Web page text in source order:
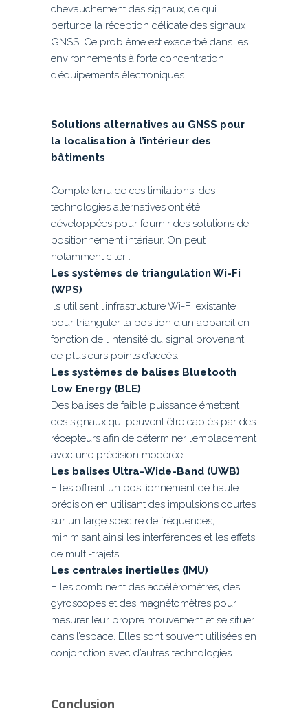
chevauchement des signaux, ce qui
perturbe la réception délicate des signaux
GNSS. Ce problème est exacerbé dans les
environnements à forte concentration
d’équipements électroniques.
Solutions alternatives au GNSS pour
la localisation à l’intérieur des
bâtiments
Compte tenu de ces limitations, des
technologies alternatives ont été
développées pour fournir des solutions de
positionnement intérieur. On peut
notamment citer :
Les systèmes de triangulation Wi-Fi
(WPS)
Ils utilisent l’infrastructure Wi-Fi existante
pour trianguler la position d’un appareil en
fonction de l’intensité du signal provenant
de plusieurs points d’accès.
Les systèmes de balises Bluetooth
Low Energy (BLE)
Des balises de faible puissance émettent
des signaux qui peuvent être captés par des
récepteurs afin de déterminer l’emplacement
avec une précision modérée.
Les balises Ultra-Wide-Band (UWB)
Elles offrent un positionnement de haute
précision en utilisant des impulsions courtes
sur un large spectre de fréquences,
minimisant ainsi les interférences et les effets
de multi-trajets.
Les centrales inertielles (IMU)
Elles combinent des accéléromètres, des
gyroscopes et des magnétomètres pour
mesurer leur propre mouvement et se situer
dans l’espace. Elles sont souvent utilisées en
conjonction avec d’autres technologies.
Conclusion